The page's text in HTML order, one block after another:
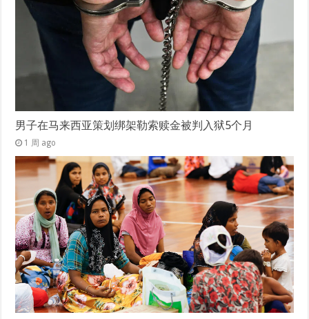
男子在马来西亚策划绑架勒索赎金被判入狱5个月
1 周 ago